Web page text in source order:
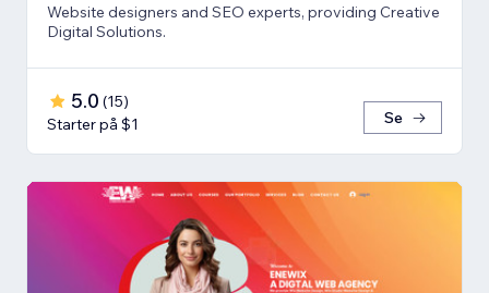
Website designers and SEO experts, providing Creative
Digital Solutions.
5.0 (15)
Starter på $1
Se